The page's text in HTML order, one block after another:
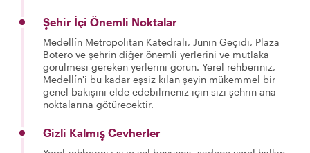
Şehir İçi Önemli Noktalar
Medellín Metropolitan Katedrali, Junin Geçidi, Plaza
Botero ve şehrin diğer önemli yerlerini ve mutlaka
görülmesi gereken yerlerini görün. Yerel rehberiniz,
Medellín'i bu kadar eşsiz kılan şeyin mükemmel bir
genel bakışını elde edebilmeniz için sizi şehrin ana
noktalarına götürecektir.
Gizli Kalmış Cevherler